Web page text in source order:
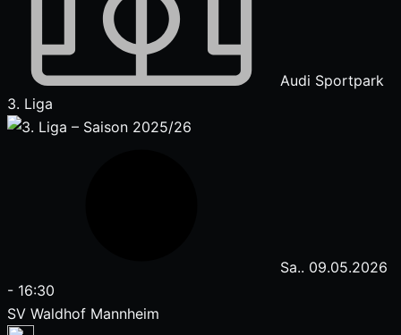
Audi Sportpark
3. Liga
Sa.. 09.05.2026
- 16:30
SV Waldhof Mannheim